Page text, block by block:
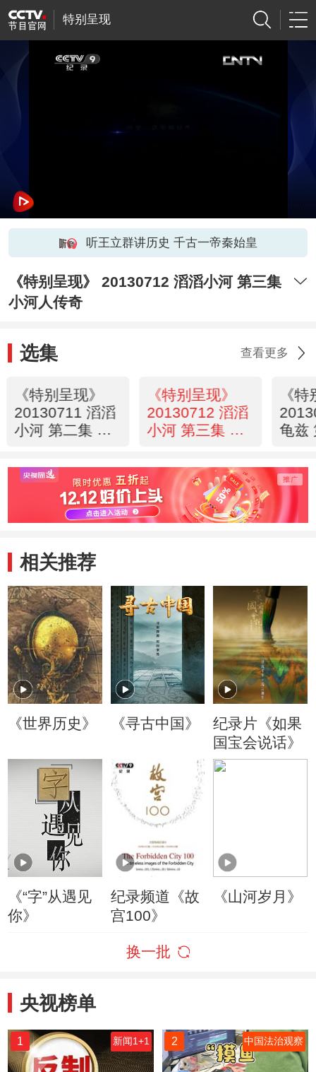
特别呈现
听王立群讲历史 千古一帝秦始皇
《特别呈现》 20130712 滔滔小河 第三集
小河人传奇
选集 查看更多
《特别呈现》
20130711 滔滔
小河 第二集 红
《特别呈现》
20130712 滔滔
小河 第三集 小
《
龟兹
相关推荐
《世界历史》 《寻古中国》
纪录片《如果
国宝会说话》
《“字”从遇见
你》
纪录频道《故
宫100》
《山河岁月》
换一批
央视榜单
1 新闻1+1 2 中国法治观察